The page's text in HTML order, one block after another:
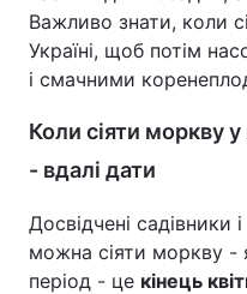
Важливо знати, коли
Україні, щоб потім
і смачними
Коли сіяти моркву у
- вдалі дати
Досвідчені
можна сіяти моркву -
період - це кінець